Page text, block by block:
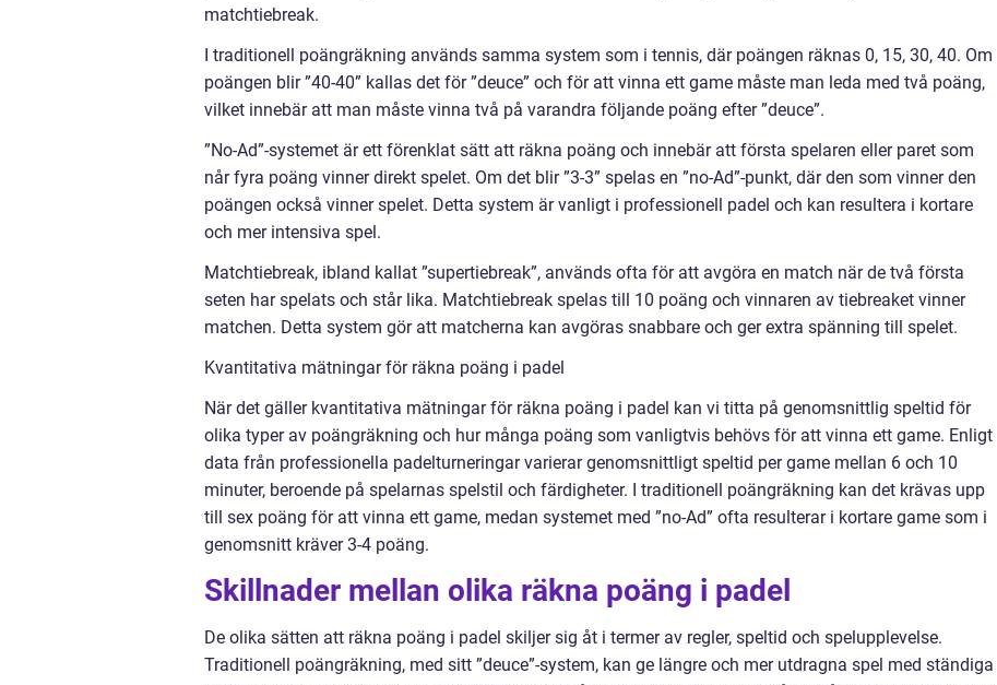
matchtiebreak.
I traditionell poängräkning används samma system som i tennis, där poängen räknas 0, 15, 30, 40. Om
poängen blir ”40-40” kallas det för ”deuce” och för att vinna ett game måste man leda med två poäng,
vilket innebär att man måste vinna två på varandra följande poäng efter ”deuce”.
”No-Ad”-systemet är ett förenklat sätt att räkna poäng och innebär att första spelaren eller paret som
når fyra poäng vinner direkt spelet. Om det blir ”3-3” spelas en ”no-Ad”-punkt, där den som vinner den
poängen också vinner spelet. Detta system är vanligt i professionell padel och kan resultera i kortare
och mer intensiva spel.
Matchtiebreak, ibland kallat ”supertiebreak”, används ofta för att avgöra en match när de två första
seten har spelats och står lika. Matchtiebreak spelas till 10 poäng och vinnaren av tiebreaket vinner
matchen. Detta system gör att matcherna kan avgöras snabbare och ger extra spänning till spelet.
Kvantitativa mätningar för räkna poäng i padel
När det gäller kvantitativa mätningar för räkna poäng i padel kan vi titta på genomsnittlig speltid för
olika typer av poängräkning och hur många poäng som vanligtvis behövs för att vinna ett game. Enligt
data från professionella padelturneringar varierar genomsnittligt speltid per game mellan 6 och 10
minuter, beroende på spelarnas spelstil och färdigheter. I traditionell poängräkning kan det krävas upp
till sex poäng för att vinna ett game, medan systemet med ”no-Ad” ofta resulterar i kortare game som i
genomsnitt kräver 3-4 poäng.
Skillnader mellan olika räkna poäng i padel
De olika sätten att räkna poäng i padel skiljer sig åt i termer av regler, speltid och spelupplevelse.
Traditionell poängräkning, med sitt ”deuce”-system, kan ge längre och mer utdragna spel med ständiga